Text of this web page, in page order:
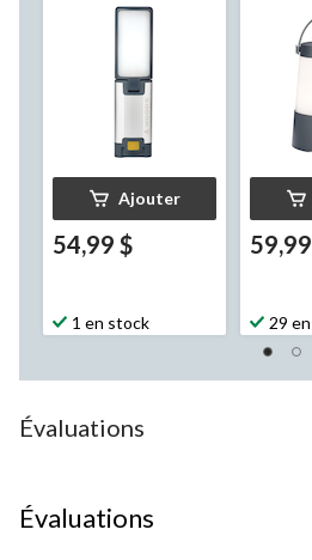
Ajouter
54,99 $
1 en stock 29
Évaluations
Évaluations